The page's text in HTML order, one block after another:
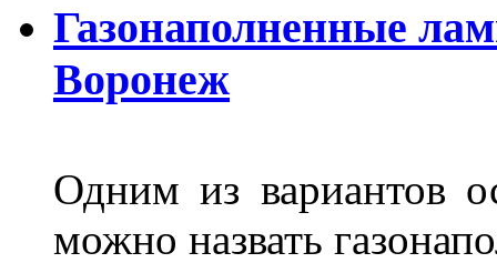
Газонаполненные
Воронеж
Одним из вариантов
можно назвать